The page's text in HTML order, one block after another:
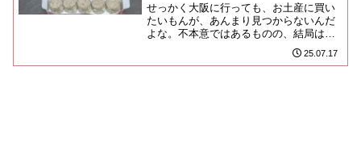
せっかく大阪に行っても、お土産に買い
たいもんが、あんまり見つからないんだ
よな。不本意ではあるものの、結局は豚
まんの列に加わってしまう業なのよ。保
冷袋を持った時のズッシリな手... 25.07.17